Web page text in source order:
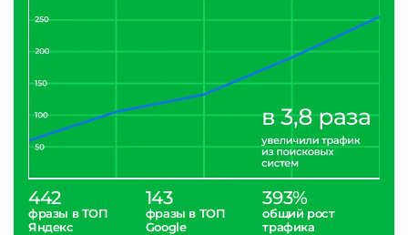
442
фразы в ТОП
Яндекс
143
фразы в ТОП
Google
393%
общий рост
трафика